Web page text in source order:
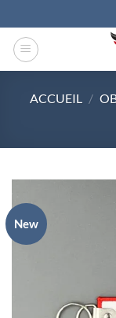
au
contenu
ACCUEIL /
New